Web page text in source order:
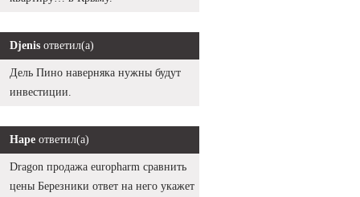
Djenis ответил(а)
Дель Пино наверняка нужны будут
инвестиции.
Наре ответил(а)
Dragon продажа europharm сравнить
цены Березники ответ на него укажет